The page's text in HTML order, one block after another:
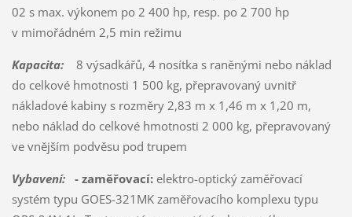
02 s max. výkonem po 2 400 hp, resp. po 2 700 hp
v mimořádném 2,5 min režimu
Kapacita:8 výsadkářů, 4 nosítka s raněnými nebo náklad
do celkové hmotnosti 1 500 kg, přepravovaný uvnitř
nákladové kabiny s rozměry 2,83 m x 1,46 m x 1,20 m,
nebo náklad do celkové hmotnosti 2 000 kg, přepravovaný
ve vnějším podvěsu pod trupem
Vybavení: - zaměřovací:elektro-optický zaměřovací
systém typu GOES-321MK zaměřovacího komplexu typu